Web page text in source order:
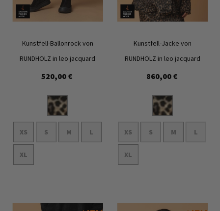
Kunstfell-Ballonrock von
RUNDHOLZ in leo jacquard
520,00 €
XS S M L
XL
Kunstfell-Jacke von
RUNDHOLZ in leo jacquard
860,00 €
XS S M L
XL